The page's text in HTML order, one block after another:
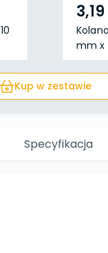
3,19
mm x
Kup w zestawie
Specyfikacja